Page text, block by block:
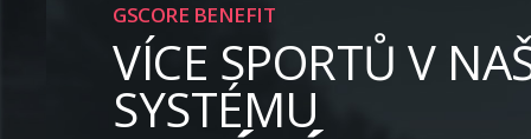
GSCORE BENEFIT
VÍCE SPORTŮ V
SYSTÉMU